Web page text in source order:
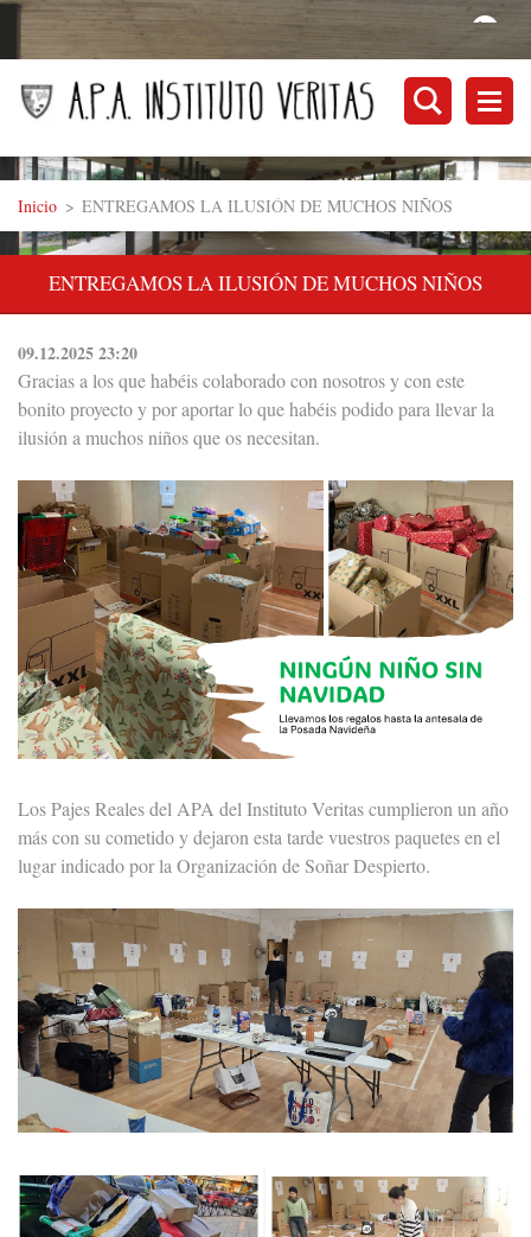
Inicio > ENTREGAMOS LA ILUSIÓN DE MUCHOS NIÑOS
ENTREGAMOS LA ILUSIÓN DE MUCHOS NIÑOS
09.12.2025 23:20
Gracias a los que habéis colaborado con nosotros y con este
bonito proyecto y por aportar lo que habéis podido para llevar la
ilusión a muchos niños que os necesitan.
Los Pajes Reales del APA del Instituto Veritas cumplieron un año
más con su cometido y dejaron esta tarde vuestros paquetes en el
lugar indicado por la Organización de Soñar Despierto.